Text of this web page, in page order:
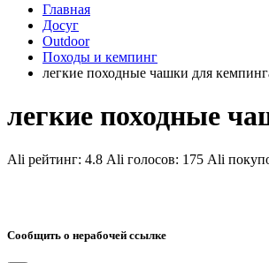
Главная
Досуг
Outdoor
Походы и кемпинг
легкие походные чашки для
легкие походные
Ali рейтинг: 4.8 Ali голосов: 175 Ali
Сообщить о нерабочей ссылке